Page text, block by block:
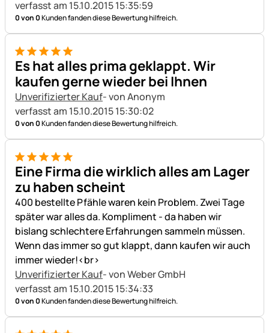
verfasst am 15.10.2015 15:35:59
0 von 0Kunden fanden diese Bewertung hilfreich.
5 von 5
Es hat alles prima geklappt. Wir
kaufen gerne wieder bei Ihnen
Unverifizierter Kauf- von Anonym
verfasst am 15.10.2015 15:30:02
0 von 0Kunden fanden diese Bewertung hilfreich.
5 von 5
Eine Firma die wirklich alles am Lager
zu haben scheint
400 bestellte Pfähle waren kein Problem. Zwei Tage
später war alles da. Kompliment - da haben wir
bislang schlechtere Erfahrungen sammeln müssen.
Wenn das immer so gut klappt, dann kaufen wir auch
immer wieder!<br>
Unverifizierter Kauf- von Weber GmbH
verfasst am 15.10.2015 15:34:33
0 von 0Kunden fanden diese Bewertung hilfreich.